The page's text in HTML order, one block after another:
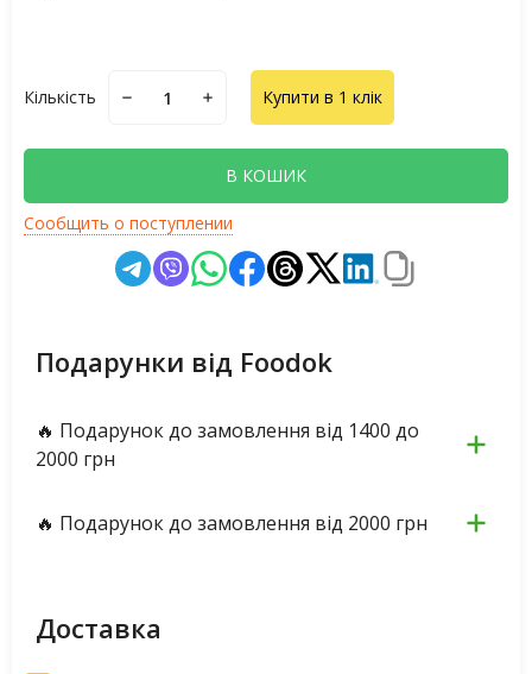
Кількість Купити в 1 клік
В КОШИК
Сообщить о поступлении
Подарунки від Foodok
🔥 Подарунок до замовлення від 1400 до
2000 грн
🔥 Подарунок до замовлення від 2000 грн
Доставка